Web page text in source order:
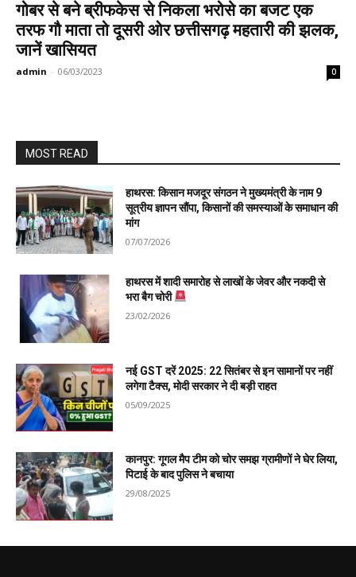
गोबर से बने ब्रीफकेस से निकला भरोसे का बजट एक
तरफ गौ माता तो दूसरी ओर छत्तीसगढ़ महतारी की झलक,
जानें खासियत
admin - 06/03/2023 0
MOST READ
हाथरस: किसान मजदूर संगठन ने मुख्यमंत्री के नाम 9
सूत्रीय ज्ञापन सौंपा, किसानों की समस्याओं के समाधान की
मांग
07/07/2026
हाथरस में शादी समारोह से लाखों के जेवर और नकदी से
भरा बैग चोरी
23/02/2026
नई GST दरें 2025: 22 सितंबर से इन सामानों पर नहीं
लगेगा टैक्स, मोदी सरकार ने दी बड़ी राहत
05/09/2025
कानपुर: गूगल मैप टीम को चोर समझ ग्रामीणों ने घेर लिया,
पिटाई के बाद पुलिस ने बचाया
29/08/2025